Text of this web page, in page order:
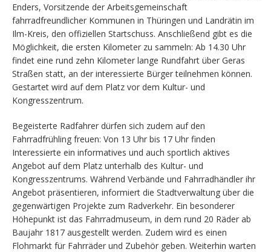
Enders, Vorsitzende der Arbeitsgemeinschaft
fahrradfreundlicher Kommunen in Thüringen und Landrätin im
Ilm-Kreis, den offiziellen Startschuss. Anschließend gibt es die
Möglichkeit, die ersten Kilometer zu sammeln: Ab 14.30 Uhr
findet eine rund zehn Kilometer lange Rundfahrt über Geras
Straßen statt, an der interessierte Bürger teilnehmen können.
Gestartet wird auf dem Platz vor dem Kultur- und
Kongresszentrum.
Begeisterte Radfahrer dürfen sich zudem auf den
Fahrradfrühling freuen: Von 13 Uhr bis 17 Uhr finden
Interessierte ein informatives und auch sportlich aktives
Angebot auf dem Platz unterhalb des Kultur- und
Kongresszentrums. Während Verbände und Fahrradhändler ihr
Angebot präsentieren, informiert die Stadtverwaltung über die
gegenwärtigen Projekte zum Radverkehr. Ein besonderer
Höhepunkt ist das Fahrradmuseum, in dem rund 20 Räder ab
Baujahr 1817 ausgestellt werden. Zudem wird es einen
Flohmarkt für Fahrräder und Zubehör geben. Weiterhin warten